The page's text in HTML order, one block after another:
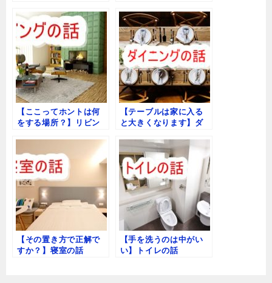
【ここってホントは何
をする場所？】リビン
【テーブルは家に入る
と大きくなります】ダ
【その置き方で正解で
すか？】寝室の話
【手を洗うのは中がい
い】トイレの話